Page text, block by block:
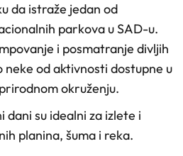
da istraže jedan od
parkova u SAD-u.
i posmatranje divljih
neke od aktivnosti dostupne u
okruženju.
dani su idealni za izlete i
planina, šuma i reka.